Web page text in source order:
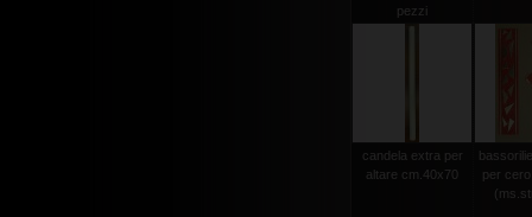
pezzi
candela extra per
altare cm.40x70
per